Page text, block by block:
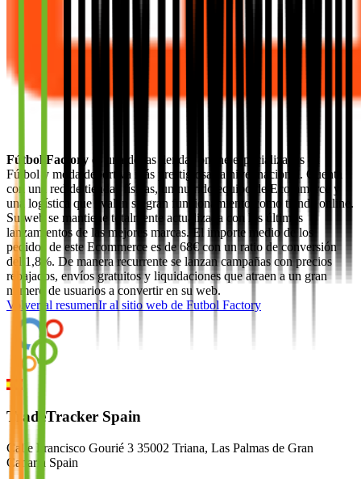
Fútbol Factory es una de las tiendas online especializadas en
Fútbol y moda deportiva más prestigiosas a nivel nacional. Cuenta
con una red de tiendas físicas, un nutrido equipo de Ecommerce y
una logística que avalan su gran funcionamiento como tienda online.
Su web se mantiene totalmente actualizada con los últimos
lanzamientos de las mejores marcas. El importe medio de los
pedidos de este Ecommerce es de 68€ con un ratio de conversión
del 1,8%. De manera recurrente se lanzan campañas con precios
rebajados, envíos gratuitos y liquidaciones que atraen a un gran
número de usuarios a convertir en su web.
Volver al resumenIr al sitio web de Futbol Factory
TradeTracker Spain
Calle Francisco Gourié 3 35002 Triana, Las Palmas de Gran
Canaria Spain